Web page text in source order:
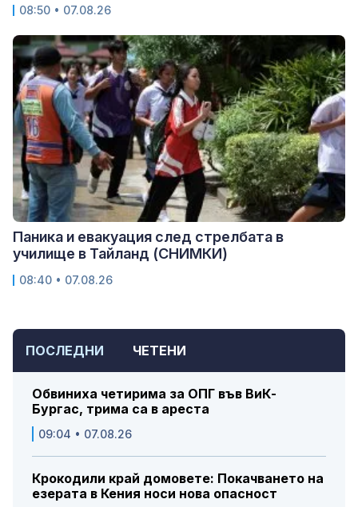
ПОСЛЕДНИ ЧЕТЕНИ
Обвиниха четирима за ОПГ във ВиК-
Бургас, трима са в ареста
09:04 • 07.08.26
Крокодили край домовете: Покачването на
езерата в Кения носи нова опасност
08:50 • 07.08.26
Паника и евакуация след стрелбата в
училище в Тайланд (СНИМКИ)
08:40 • 07.08.26